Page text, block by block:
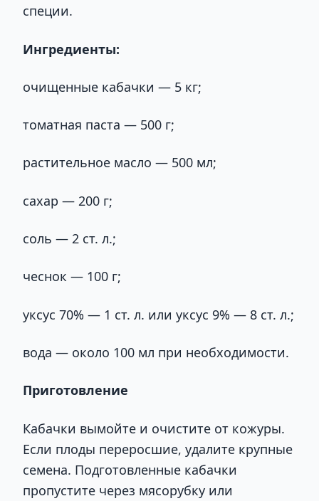
специи.
Ингредиенты:
очищенные кабачки — 5 кг;
томатная паста — 500 г;
растительное масло — 500 мл;
сахар — 200 г;
соль — 2 ст. л.;
чеснок — 100 г;
уксус 70% — 1 ст. л. или уксус 9% — 8 ст. л.;
вода — около 100 мл при необходимости.
Приготовление
Кабачки вымойте и очистите от кожуры.
Если плоды переросшие, удалите крупные
семена. Подготовленные кабачки
пропустите через мясорубку или